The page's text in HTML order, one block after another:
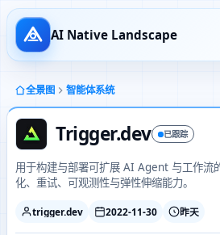
AI Native Landscape
全景图 智能体系统
Trigger.dev 已跟踪
用于构建与部署可扩展 AI Agent 与工作流
化、重试、可观测性与弹性伸缩能力。
trigger.dev 2022-11-30 昨天